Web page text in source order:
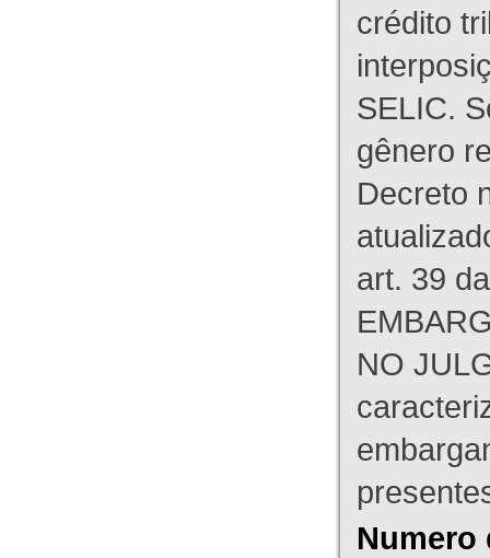
crédito
SELIC.
gênero
Decreto
art. 39
NO
Numero